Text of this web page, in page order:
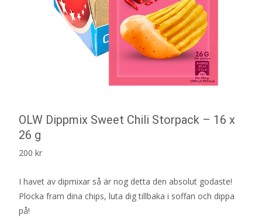
OLW Dippmix Sweet Chili Storpack – 16 x
26 g
200 kr
I havet av dipmixar så är nog detta den absolut godaste!
Plocka fram dina chips, luta dig tillbaka i soffan och dippa
på!